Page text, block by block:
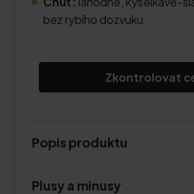
bez rybího dozvuku
Zkontrolovat
Popis produktu
Plusy a minusy